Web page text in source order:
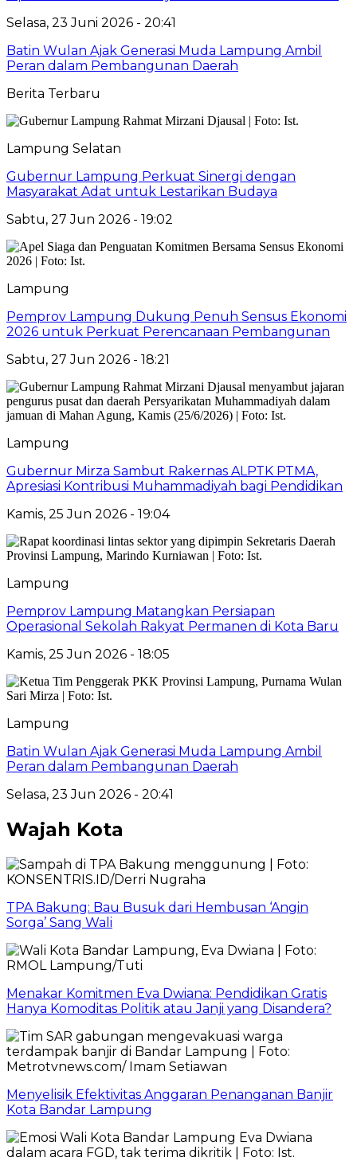
Selasa, 23 Juni 2026 - 20:41
Batin Wulan Ajak Generasi Muda Lampung Ambil
Peran dalam Pembangunan Daerah
Berita Terbaru
Lampung Selatan
Gubernur Lampung Perkuat Sinergi dengan
Masyarakat Adat untuk Lestarikan Budaya
Sabtu, 27 Jun 2026 - 19:02
Lampung
Pemprov Lampung Dukung Penuh Sensus Ekonomi
2026 untuk Perkuat Perencanaan Pembangunan
Sabtu, 27 Jun 2026 - 18:21
Lampung
Gubernur Mirza Sambut Rakernas ALPTK PTMA,
Apresiasi Kontribusi Muhammadiyah bagi Pendidikan
Kamis, 25 Jun 2026 - 19:04
Lampung
Pemprov Lampung Matangkan Persiapan
Operasional Sekolah Rakyat Permanen di Kota Baru
Kamis, 25 Jun 2026 - 18:05
Lampung
Batin Wulan Ajak Generasi Muda Lampung Ambil
Peran dalam Pembangunan Daerah
Selasa, 23 Jun 2026 - 20:41
Wajah Kota
TPA Bakung: Bau Busuk dari Hembusan ‘Angin
Sorga’ Sang Wali
Menakar Komitmen Eva Dwiana: Pendidikan Gratis
Hanya Komoditas Politik atau Janji yang Disandera?
Menyelisik Efektivitas Anggaran Penanganan Banjir
Kota Bandar Lampung